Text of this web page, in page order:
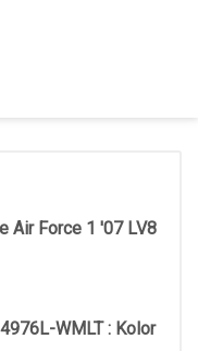
Air Force 1 '07 LV8
WMLT : Kolor